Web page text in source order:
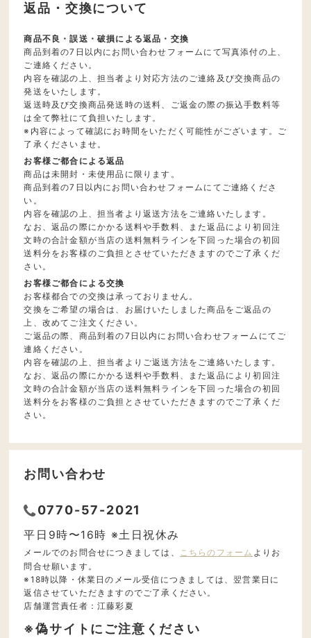
返品・交換について
商品不良・誤送・破損による返品・交換
商品到着の7日以内にお問い合わせフォームにて写真添付の上、
ご連絡ください。
内容を確認の上、担当者より対応方法のご連絡及び交換商品の
発送をいたします。
返送時及び交換商品発送時の送料、ご返金の際の振込手数料等
は全て弊社にて負担いたします。
※内容によって確認にお時間をいただく可能性がございます。ご
了承くださいませ。
お客様ご都合による返品
商品は未開封・未使用品に限ります。
商品到着の7日以内にお問い合わせフォームにてご連絡くださ
い。
内容を確認の上、担当者より返送方法をご連絡いたします。
なお、返品の際にかかる送料や手数料、また返品により初回注
文時の合計金額が当店の送料無料ラインを下回った場合の初回
送料分をお客様のご負担とさせていただきますのでご了承くだ
さい。
お客様ご都合による交換
お客様都合での交換は承っておりません。
交換をご希望の場合は、お届けいたしました商品をご返品の
上、改めてご注文ください。
ご返品の際、商品到着の7日以内にお問い合わせフォームにてご
連絡ください。
内容を確認の上、担当者よりご返送方法をご連絡いたします。
なお、返品の際にかかる送料や手数料、また返品により初回注
文時の合計金額が当店の送料無料ラインを下回った場合の初回
送料分をお客様のご負担とさせていただきますのでご了承くだ
さい。
お問い合わせ
0770-57-2021
平日9時〜16時 ※土日祝休み
メールでのお問合せにつきましては、 こちらのフォーム よりお
問合せ願います。
※18時以降・休業日のメール受信につきましては、翌営業日に
返信させていただきますのでご了承ください。
店舗運営責任者：江藤彩夏
※偽サイトにご注意ください